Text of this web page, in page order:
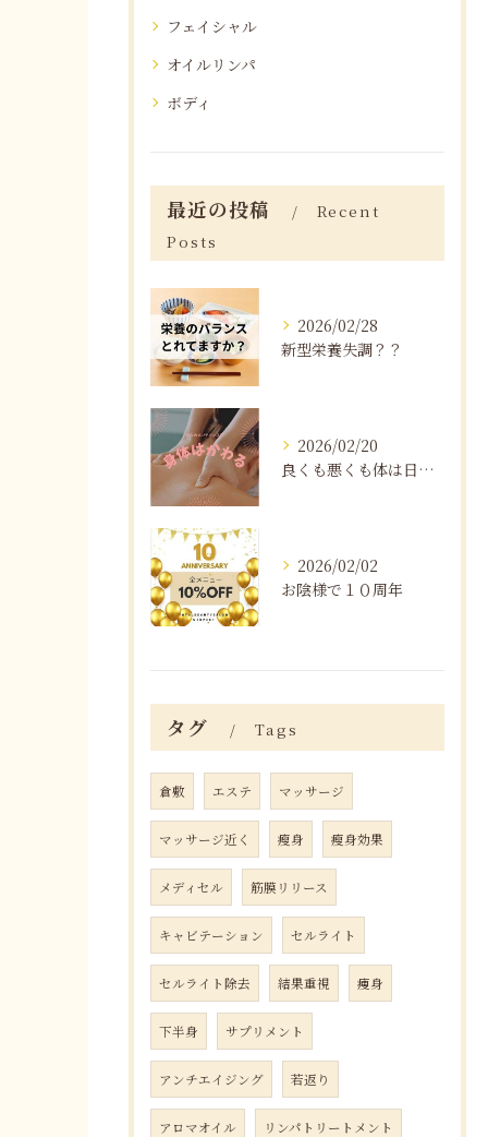
フェイシャル
オイルリンパ
ボディ
最近の投稿
Recent
Posts
2026/02/28
新型栄養失調？？
2026/02/20
良くも悪くも体は日々変化する
2026/02/02
お陰様で１０周年
タグ Tags
倉敷 エステ マッサージ
マッサージ近く 瘦身 瘦身効果
メディセル 筋膜リリース
キャビテーション セルライト
セルライト除去 結果重視 痩身
下半身 サプリメント
アンチエイジング 若返り
アロマオイル リンパトリートメント